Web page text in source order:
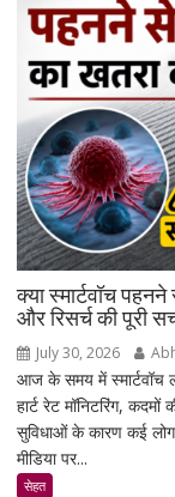
क्या स्मार्टवॉच
और रिसर्च की पूरी
July 30, 2026
आज के समय में स्मार्टवॉच
हार्ट रेट मॉनिटरिंग,
सुविधाओं के कारण कई
मीडिया पर...
सेहत